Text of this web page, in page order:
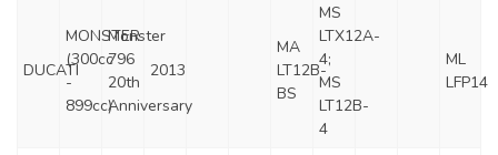
DUCATI
MONSTER
(300cc
-
899cc)
Monster
796
20th
Anniversary
2013
MA
LT12B-
BS
MS
LTX12A-
4;
MS
LT12B-
4
ML
LFP14